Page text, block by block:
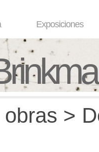
Exposiciones
>